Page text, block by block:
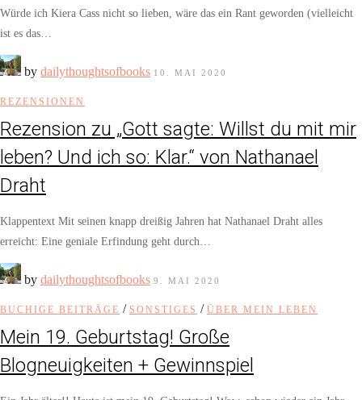
Würde ich Kiera Cass nicht so lieben, wäre das ein Rant geworden (vielleicht
ist es das…
by dailythoughtsofbooks 10. MAI 2020
REZENSIONEN
Rezension zu „Gott sagte: Willst du mit mir
leben? Und ich so: Klar.“ von Nathanael
Draht
Klappentext Mit seinen knapp dreißig Jahren hat Nathanael Draht alles
erreicht: Eine geniale Erfindung geht durch…
by dailythoughtsofbooks 9. MAI 2020
BUCHIGE BEITRÄGE / SONSTIGES / ÜBER MEIN LEBEN
Mein 19. Geburtstag! Große
Blogneuigkeiten + Gewinnspiel